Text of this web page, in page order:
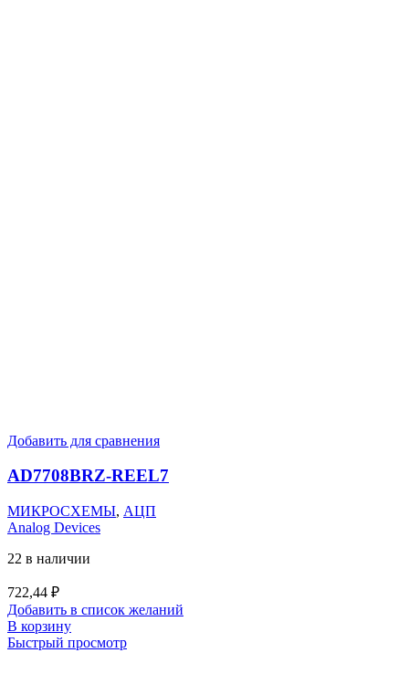
Добавить для сравнения
AD7708BRZ-REEL7
МИКРОСХЕМЫ, АЦП
Analog Devices
22 в наличии
722,44 ₽
Добавить в список желаний
В корзину
Быстрый просмотр